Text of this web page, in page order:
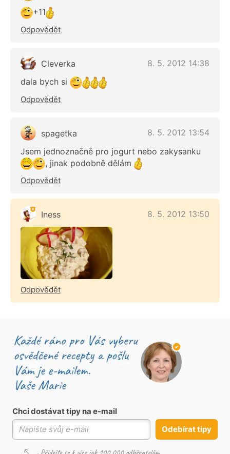
+11
Odpovědět
Cleverka
8. 5. 2012 14:38
dala bych si
Odpovědět
spagetka
8. 5. 2012 13:54
Jsem jednoznačně pro jogurt nebo zakysanku
, jinak podobně dělám
Odpovědět
Iness 8. 5. 2012 13:50
Odpovědět
Chci dostávat tipy na e-mail
Odebírat tipy